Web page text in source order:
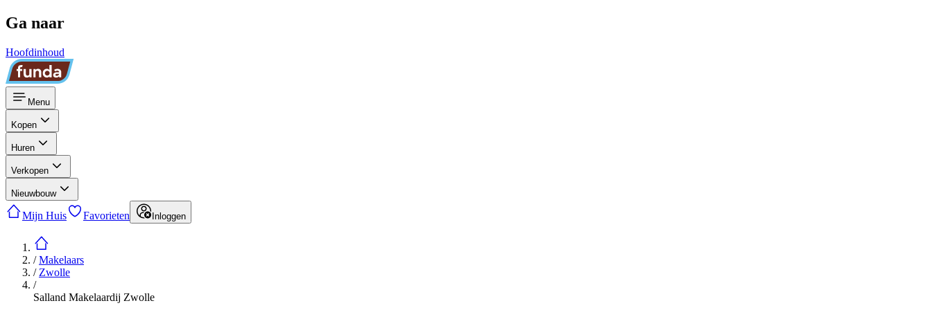
Ga naar
Hoofdinhoud
Menu
Kopen
Huren
Verkopen
Nieuwbouw
Mijn Huis Favorieten Inloggen
/Makelaars
/ Zwolle
/
Salland Makelaardij Zwolle